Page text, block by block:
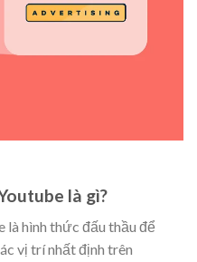
là gì?
là hình thức đấu thầu để
vị trí nhất định trên